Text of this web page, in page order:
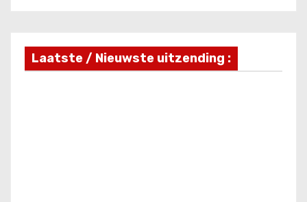
Laatste / Nieuwste uitzending :